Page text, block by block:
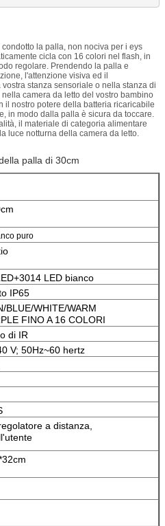
la palla, non nociva per i eys
cicla con 16 colori nel flash, in
regolare. Prendendo la palla e
l'attenzione visiva ed il
stanza sensoriale o nella stanza di
camera da letto del vostro bambino
il nostro potere della batteria ricaricabile
in modo dalla palla è sicura da toccare.
il materiale di categoria alimentare
luce notturna della camera da letto.
palla di 30cm
puro
LED bianco
IP65
BLUE/WHITE/WARM
FINO A 16 COLORI
di IR
V; 50Hz~60 hertz
a distanza,